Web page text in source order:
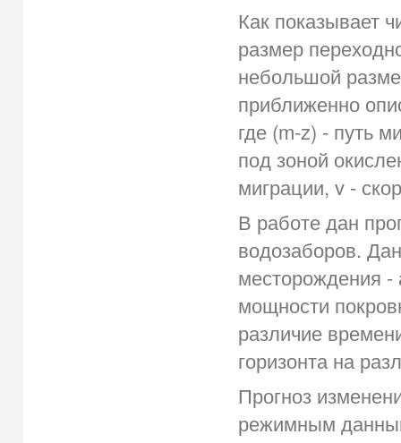
Как показывает
размер
небольшой
приближенно
где (m-z) - путь
под зоной
миграции, v -
В работе дан
водозаборов.
месторождения -
мощности
различие
горизонта на
Прогноз
режимным